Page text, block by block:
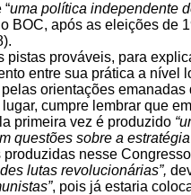
uma política independente
BOC, após as eleições de
pistas prováveis, para
entre sua prática a nível
orientações
cumpre lembrar que
primeira vez é produzido
questões sobre a
produzidas nesse
lutas revolucionárias”,
, pois já estaria